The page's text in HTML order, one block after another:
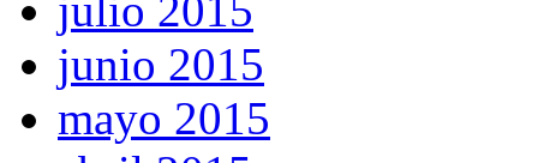
julio 2015
junio 2015
mayo 2015